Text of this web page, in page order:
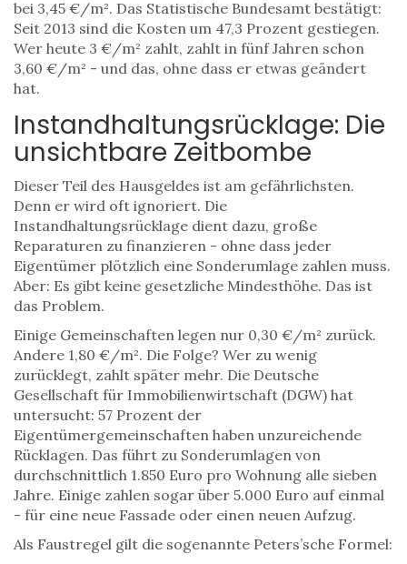
bei 3,45 €/m². Das Statistische Bundesamt bestätigt:
Seit 2013 sind die Kosten um 47,3 Prozent gestiegen.
Wer heute 3 €/m² zahlt, zahlt in fünf Jahren schon
3,60 €/m² - und das, ohne dass er etwas geändert
hat.
Instandhaltungsrücklage: Die
unsichtbare Zeitbombe
Dieser Teil des Hausgeldes ist am gefährlichsten.
Denn er wird oft ignoriert. Die
Instandhaltungsrücklage dient dazu, große
Reparaturen zu finanzieren - ohne dass jeder
Eigentümer plötzlich eine Sonderumlage zahlen muss.
Aber: Es gibt keine gesetzliche Mindesthöhe. Das ist
das Problem.
Einige Gemeinschaften legen nur 0,30 €/m² zurück.
Andere 1,80 €/m². Die Folge? Wer zu wenig
zurücklegt, zahlt später mehr. Die Deutsche
Gesellschaft für Immobilienwirtschaft (DGW) hat
untersucht: 57 Prozent der
Eigentümergemeinschaften haben unzureichende
Rücklagen. Das führt zu Sonderumlagen von
durchschnittlich 1.850 Euro pro Wohnung alle sieben
Jahre. Einige zahlen sogar über 5.000 Euro auf einmal
- für eine neue Fassade oder einen neuen Aufzug.
Als Faustregel gilt die sogenannte Peters’sche Formel: